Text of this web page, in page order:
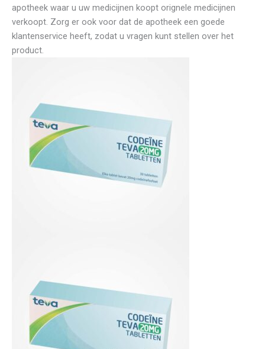
apotheek waar u uw medicijnen koopt orignele medicijnen
verkoopt. Zorg er ook voor dat de apotheek een goede
klantenservice heeft, zodat u vragen kunt stellen over het
product.